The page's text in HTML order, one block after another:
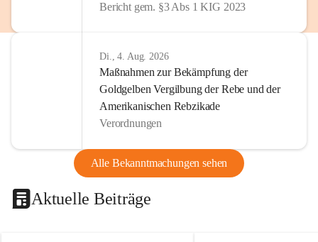
Bericht gem. §3 Abs 1 KIG 2023
Di., 4. Aug. 2026
Maßnahmen zur Bekämpfung der
Goldgelben Vergilbung der Rebe und der
Amerikanischen Rebzikade
Verordnungen
Alle Bekanntmachungen sehen
Aktuelle Beiträge